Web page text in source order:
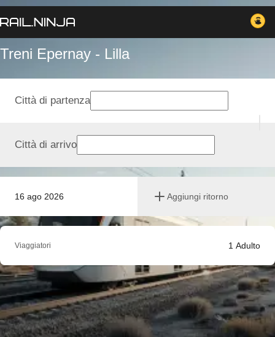
Treni Epernay - Lilla
16 ago 2026 Aggiungi ritorno
Città di partenza
Città di arrivo
Viaggiatori 1 Adulto